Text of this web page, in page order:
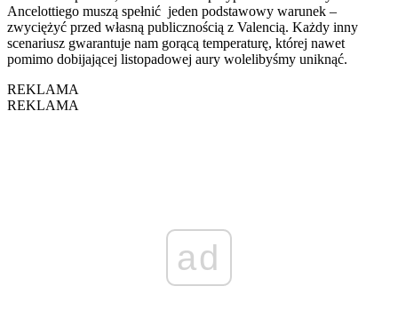
Ancelottiego muszą spełnić jeden podstawowy warunek –
zwyciężyć przed własną publicznością z Valencią. Każdy inny
scenariusz gwarantuje nam gorącą temperaturę, której nawet
pomimo dobijającej listopadowej aury wolelibyśmy uniknąć.
REKLAMA
REKLAMA
ad